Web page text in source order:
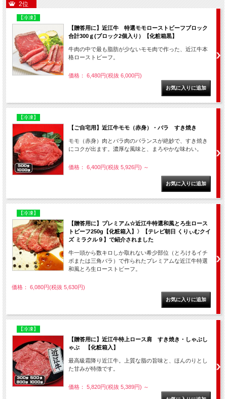
2位
【冷凍】
【贈答用に】近江牛 特選モモローストビーフブロック
合計300ｇ(ブロック2個入り）【化粧箱黒】
牛肉の中で最も脂肪が少ないモモ肉で作った、近江牛本
格ローストビーフ。
価格： 6,480円(税抜 6,000円)
【冷凍】
【ご自宅用】近江牛モモ（赤身）・バラ すき焼き
モモ（赤身）肉とバラ肉のバランスが絶妙で、すき焼き
にコクが出ます。濃厚な風味と、まろやかな味わい。
価格： 6,400円(税抜 5,926円) ～
【冷凍】
【贈答用に】プレミアム☆近江牛特選和風とろ生ロース
トビーフ250g【化粧箱入】〉【テレビ朝日 くりぃむクイ
ズ ミラクル９】で紹介されました
牛一頭から数キロしか取れない希少部位（とろけるイチ
ボまたは三角バラ）で作られたプレミアムな近江牛特選
和風とろ生ローストビーフ。
価格： 6,080円(税抜 5,630円)
【冷凍】
【贈答用に】近江牛特上ロース肩 すき焼き・しゃぶし
ゃぶ 【化粧箱入】
最高級霜降り近江牛。上質な脂の旨味と、ほんのりとし
た甘みが特徴です。
価格： 5,820円(税抜 5,389円) ～